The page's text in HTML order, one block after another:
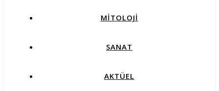
MİTOLOJİ
SANAT
AKTÜEL